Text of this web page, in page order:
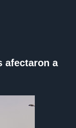
afectaron a